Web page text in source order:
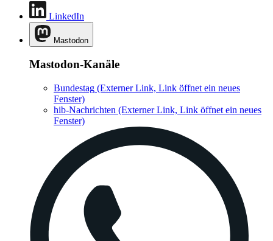
LinkedIn
Mastodon
Mastodon-Kanäle
Bundestag (Externer Link, Link öffnet ein neues
Fenster)
hib-Nachrichten (Externer Link, Link öffnet ein neues
Fenster)